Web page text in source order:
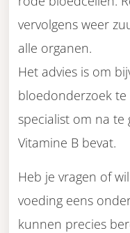
vervolgens weer
alle organen.
Het advies is om
bloedonderzoek
specialist om na
Vitamine B bevat.
Heb je vragen of
voeding eens
kunnen precies